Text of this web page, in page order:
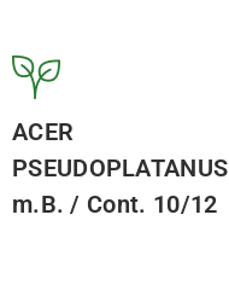
ACER
PSEUDOPLATANUS
m.B. / Cont. 10/12